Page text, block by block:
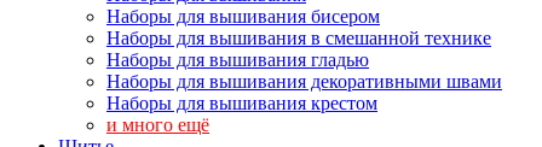
Наборы для вышивания бисером
Наборы для вышивания в смешанной технике
Наборы для вышивания гладью
Наборы для вышивания декоративными швами
Наборы для вышивания крестом
и много ещё